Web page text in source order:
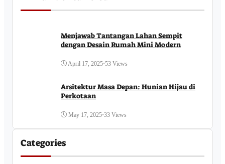
Menjawab Tantangan Lahan Sempit
dengan Desain Rumah Mini Modern
April 17, 2025•53 Views
Arsitektur Masa Depan: Hunian Hijau di
Perkotaan
May 17, 2025•33 Views
Categories